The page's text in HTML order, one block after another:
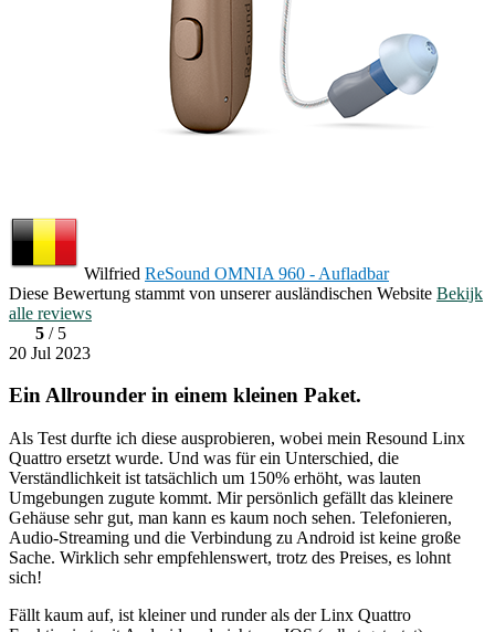
Wilfried ReSound OMNIA 960 - Aufladbar
Diese Bewertung stammt von unserer ausländischen Website Bekijk
alle reviews
5 / 5
20 Jul 2023
Ein Allrounder in einem kleinen Paket.
Als Test durfte ich diese ausprobieren, wobei mein Resound Linx
Quattro ersetzt wurde. Und was für ein Unterschied, die
Verständlichkeit ist tatsächlich um 150% erhöht, was lauten
Umgebungen zugute kommt. Mir persönlich gefällt das kleinere
Gehäuse sehr gut, man kann es kaum noch sehen. Telefonieren,
Audio-Streaming und die Verbindung zu Android ist keine große
Sache. Wirklich sehr empfehlenswert, trotz des Preises, es lohnt
sich!
Fällt kaum auf, ist kleiner und runder als der Linx Quattro